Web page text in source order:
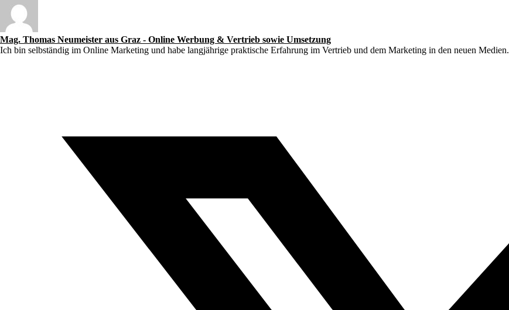
Mag. Thomas Neumeister aus Graz - Online Werbung & Vertrieb sowie Umsetzung
Ich bin selbständig im Online Marketing und habe langjährige praktische Erfahrung im Vertrieb und dem Marketing in den neuen Medien.